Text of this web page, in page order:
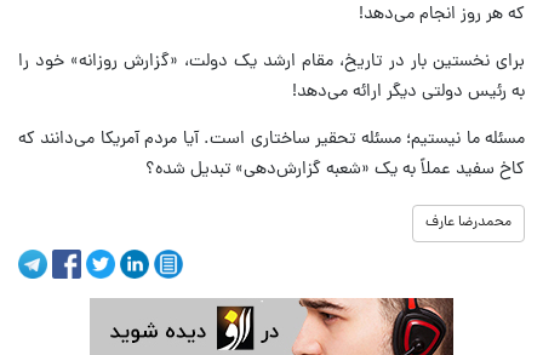
که هر روز انجام می‌دهد!
برای نخستین بار در تاریخ، مقام ارشد یک دولت، «گزارش روزانه» خود را
به رئیس دولتی دیگر ارائه می‌دهد!
مسئله ما نیستیم؛ مسئله تحقیر ساختاری است. آیا مردم آمریکا می‌دانند که
کاخ سفید عملاً به یک «شعبه گزارش‌دهی» تبدیل شده؟
محمدرضا عارف